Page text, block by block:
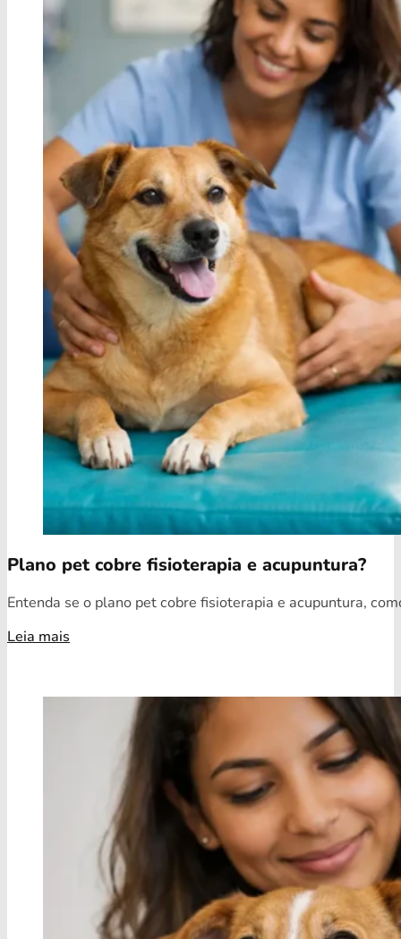
Plano pet cobre fisioterapia e acupuntura?
Entenda se o plano pet cobre fisioterapia e acupuntura,
Leia mais